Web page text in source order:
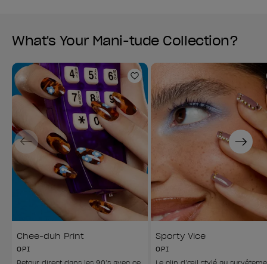
What's Your Mani-tude Collection?
Ajouter aux favoris
Chee-duh Print
OPI
Sporty Vice
OPI
Previous Next